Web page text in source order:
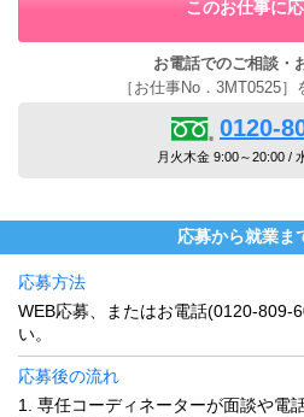
このお仕事に
お電話でのご相談・
［お仕事No．3MT0525
0120-
月火木金 9:00～20:00 /
応募から就業ま
応募方法
WEB応募、またはお電話(0120-809-
い。
応募後の流れ
1. 専任コーディネーターが面談や電